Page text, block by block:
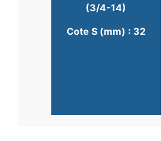
(3/4-14)
Cote S (mm) : 32